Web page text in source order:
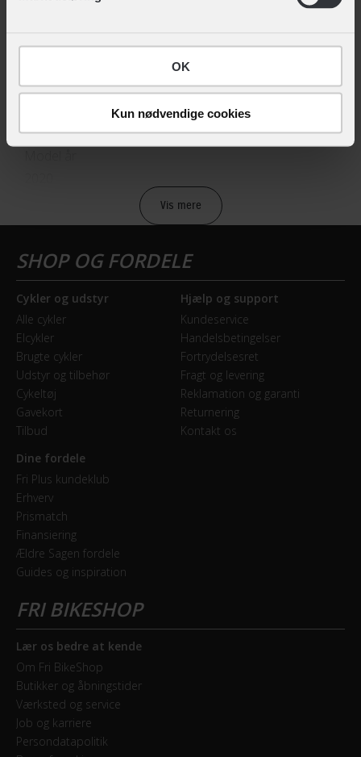
OK
Kun nødvendige cookies
Sikkerheds- og producentinfo
BREMSER
Bagbremse
Rullebremse
Forbremse
Rullebremse
GEAR
Geartype
Indvendige gear
Kranksæt
Aluminium sort 46T
Samlet antal gear
7
Skiftegreb
Drejegreb
HJUL & DÆK
Dæk
Bike Attitude Kevlar Long Life 700Cx28
Vis mere
Cykler og udstyr
Alle cykler
Elcykler
Brugte cykler
Udstyr og tilbehør
Cykeltøj
Gavekort
Tilbud
Hjælp og support
Kundeservice
Handelsbetingelser
Fortrydelsesret
Fragt og levering
Reklamation og garanti
Returnering
Kontakt os
Dine fordele
Fri Plus kundeklub
Erhverv
Prismatch
Finansiering
Ældre Sagen fordele
Guides og inspiration
Lær os bedre at kende
Om Fri BikeShop
Butikker og åbningstider
Værksted og service
Job og karriere
Persondatapolitik